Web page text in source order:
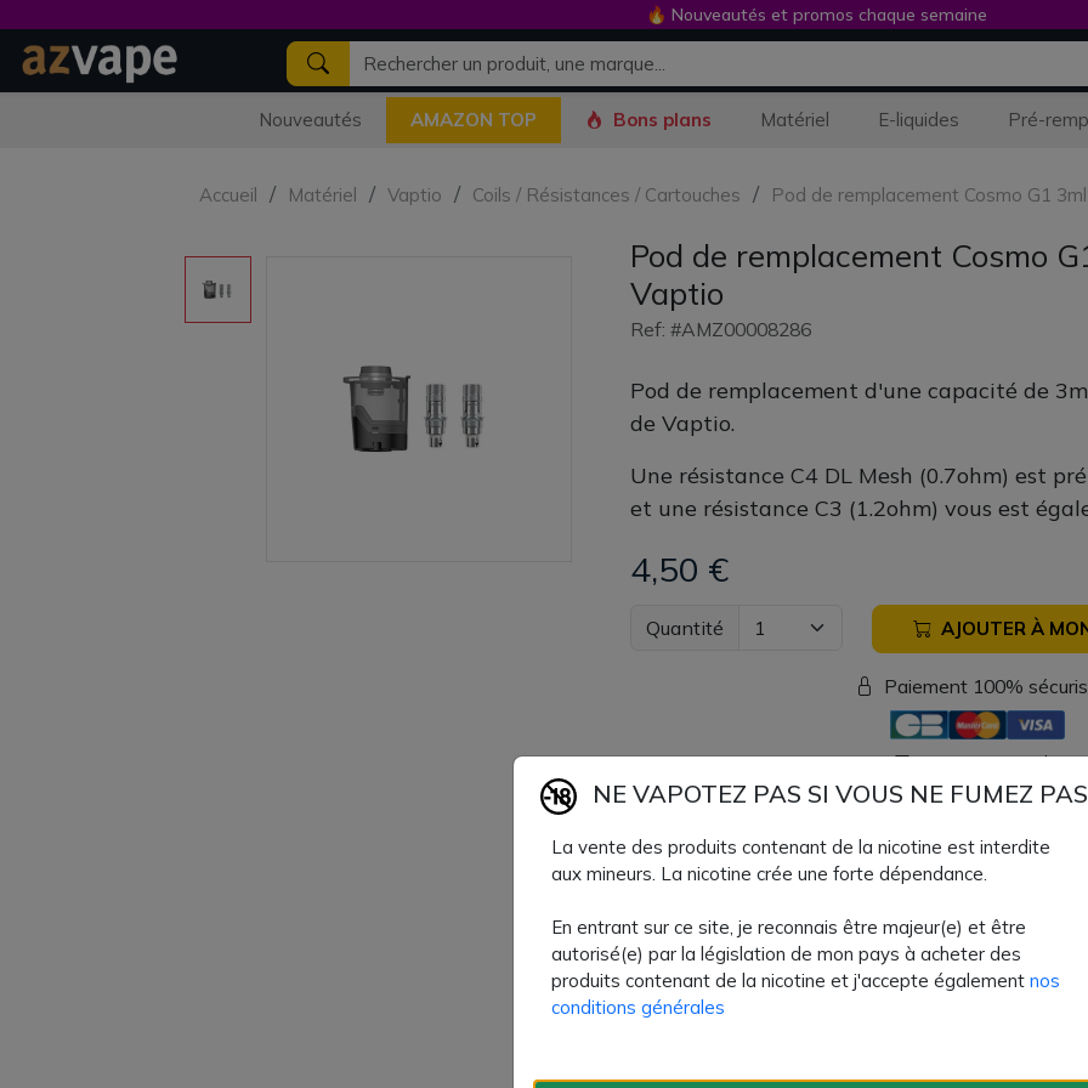
Nouveautés AMAZON TOP Bons plans Matériel E-liquides Pré-
Accueil Matériel Vaptio Coils / Résistances / Cartouches Pod de remplacement Cosmo G1
Pod de remplacement Cosmo
Vaptio
Ref: #AMZ00008286
Pod de remplacement d'une capacité de
de Vaptio.
Une résistance C4 DL Mesh (0.7ohm) est
et une résistance C3 (1.2ohm) vous est
4,50 €
Quantité AJOUTER À
Paiement 100%
Livraison rapide
Fiche technique
Type de Produit
Matériel
Couleurs
Transparent
🔥 Nouveautés et promos chaque semaine
NE VAPOTEZ PAS SI VOUS NE FUMEZ
La vente des produits contenant de la nicotine est interdite
aux mineurs. La nicotine crée une forte dépendance.
En entrant sur ce site, je reconnais être majeur(e) et être
autorisé(e) par la législation de mon pays à acheter des
produits contenant de la nicotine et j'accepte également nos
conditions générales